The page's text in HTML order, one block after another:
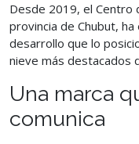
Desde 2019, el Centro
provincia de Chubut,
desarrollo que lo
nieve más destacados
Una marca
comunica